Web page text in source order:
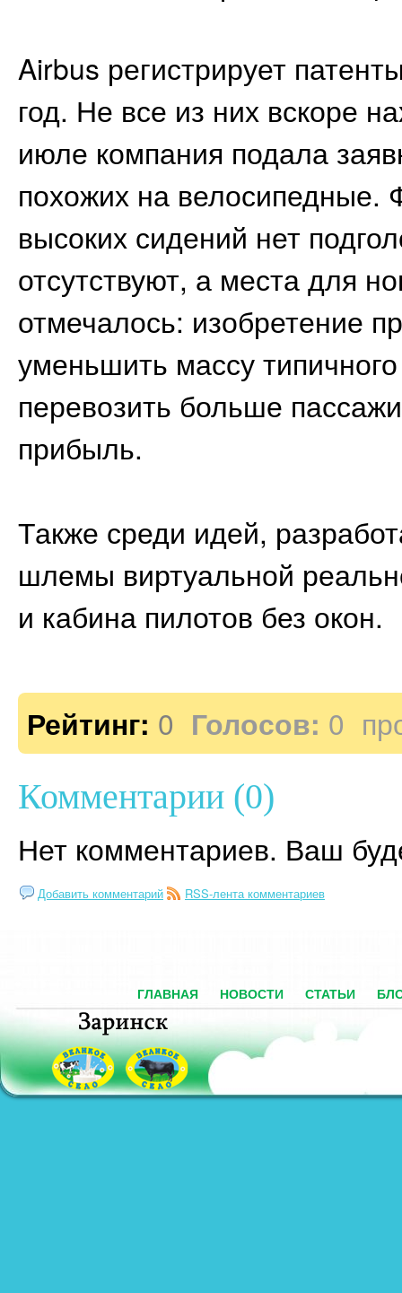
Airbus регистрирует
год. Не все из них вскоре
июле компания подала
похожих на велосипедные.
высоких сидений нет
отсутствуют, а места для
отмечалось: изобретение
уменьшить массу
перевозить больше
прибыль.
Также среди идей,
шлемы виртуальной
и кабина пилотов без окон.
Рейтинг: 0 Голосов: 0
Комментарии (0)
Нет комментариев. Ваш
Добавить комментарий RSS-лента комментариев
ГЛАВНАЯ НОВОСТИ СТАТЬИ